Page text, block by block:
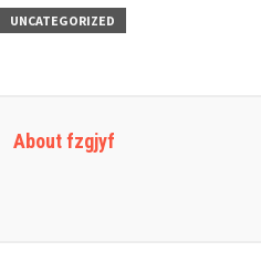
UNCATEGORIZED
About fzgjyf